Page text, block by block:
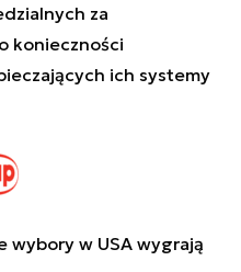
za
konieczności
ich systemy
wybory w USA wygrają